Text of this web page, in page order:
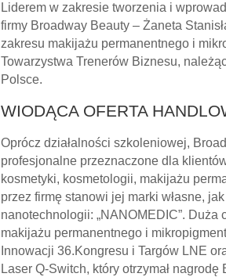
Liderem w zakresie tworzenia i
firmy Broadway Beauty – Żaneta
zakresu makijażu permanentnego i
Towarzystwa Trenerów Biznesu,
Polsce.
WIODĄCA OFERTA
Oprócz działalności szkoleniowej,
profesjonalne przeznaczone dla
kosmetyki, kosmetologii, makijażu
przez firmę stanowi jej marki własne,
nanotechnologii: „NANOMEDIC”.
makijażu permanentnego i
Innowacji 36.Kongresu i Targów LNE
Laser Q-Switch, który otrzymał